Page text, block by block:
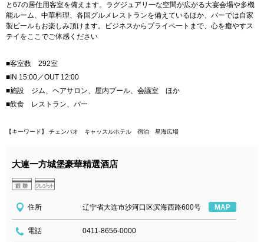
と67の居住用客室を備えます。ラグジュアリ一な空間が広がる大宴会場や多機
能ルーム、中華料理、各国グルメレストランを備えているほか、バーでは自家
製ビ一ルもお楽しみ頂けます。ビジネスからプライペ一トまで、心を癒やすス
テイをここでご体感ください
■客室数 292室
■IN 15:00／OUT 12:00
■施設 ジム、ヘアサロン、屋内プール、会議室 ほか
■飲食 レストラン、バー
【キーワード】 チェンバオ キャッスルホテル 宿泊 星海広場
大連一方城堡豪華精選酒店
住所 辽宁省大连市沙河口区滨海西路600号 MAP
電話 0411-8656-0000